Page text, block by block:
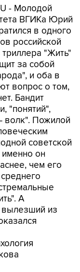
- Молодой
ВГИКа Юрий
в одного
российской
"Жить"
за собой
и оба в
вопрос о том,
Бандит
"понятий",
волк". Пожилой
советской
он
чем его
А
вылезший из